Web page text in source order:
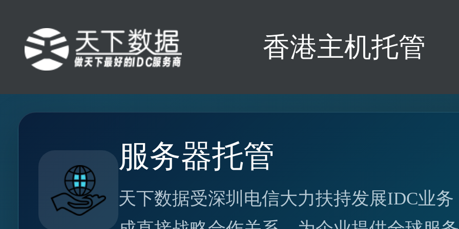
香港主机托管
服务器托管
天下数据受深圳电信大力扶持发展IDC业